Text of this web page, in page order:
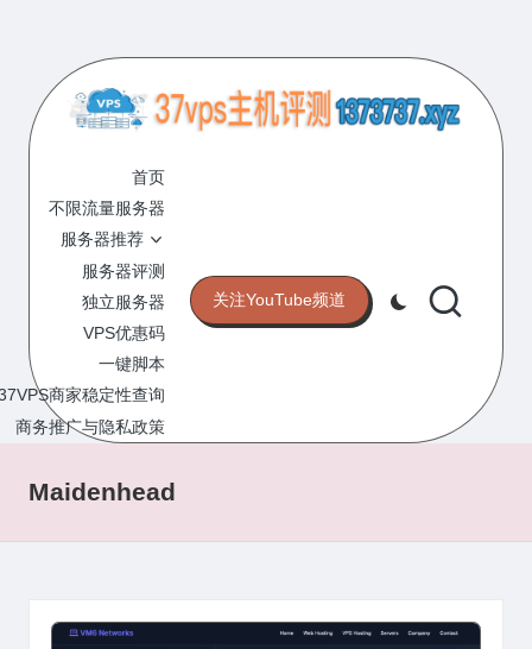
content
7
V
P
S
主
机
评
测
的
VPS
网
站
首页
不限流量服务器
服务器推荐
服务器评测
独立服务器
VPS优惠码
一键脚本
商家稳定性查询
商务推广与隐私政策
关注YouTube频道
Maidenhead